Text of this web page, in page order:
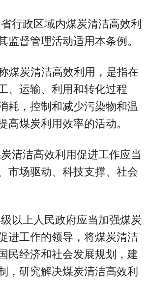
行政区域内煤炭清洁高效利
监督管理活动适用本条例。
煤炭清洁高效利用，是指在
、运输、利用和转化过程
耗，控制和减少污染物和温
高煤炭利用效率的活动。
清洁高效利用促进工作应当
市场驱动、科技支撑、社会
以上人民政府应当加强煤炭
进工作的领导，将煤炭清洁
民经济和社会发展规划，建
，研究解决煤炭清洁高效利